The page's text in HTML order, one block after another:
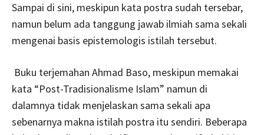
Sampai di sini, meskipun kata postra sudah tersebar,
namun belum ada tanggung jawab ilmiah sama sekali
mengenai basis epistemologis istilah tersebut.
Buku terjemahan Ahmad Baso, meskipun memakai
kata “Post-Tradisionalisme Islam” namun di
dalamnya tidak menjelaskan sama sekali apa
sebenarnya makna istilah postra itu sendiri. Beberapa